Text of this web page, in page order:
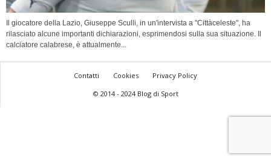
Il giocatore della Lazio, Giuseppe Sculli, in un'intervista a "Cittàceleste", ha
rilasciato alcune importanti dichiarazioni, esprimendosi sulla sua situazione. Il
calciatore calabrese, è attualmente...
Contatti Cookies
Privacy Policy
© 2014 - 2024 Blog di Sport